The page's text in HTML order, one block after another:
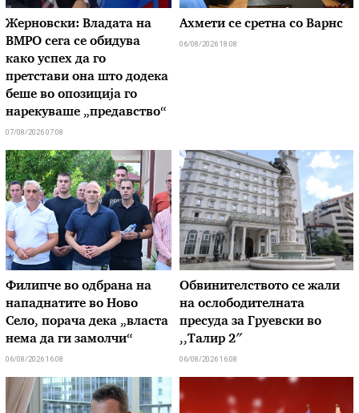
Жерновски: Владата на
ВМРО сега се обидува
како успех да го
претстави она што додека
беше во опозиција го
нарекуваше „предавство“
07/08/2026 07:08
Ахмети се сретна со Варнс
06/08/2026 18:08
Филипче во одбрана на
нападнатите во Ново
Село, порача дека „власта
нема да ги замолчи“
06/08/2026 16:08
Обвинителството се жали
на ослободителната
пресуда за Груевски во
,,Талир 2″
06/08/2026 16:08